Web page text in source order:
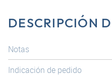
DESCRIPCIÓN
Notas
Indicación de pedido